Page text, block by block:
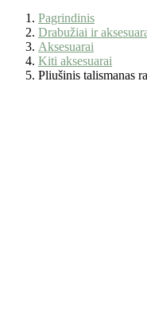
Pagrindinis
Drabužiai ir
Aksesuarai
Kiti aksesuarai
Pliušinis talismanas